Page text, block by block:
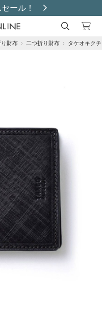
プレゼント！
財布 › 二つ折り財布 › タケオキク
発送いたします。
再入荷メール登録
ん。
カートに追加